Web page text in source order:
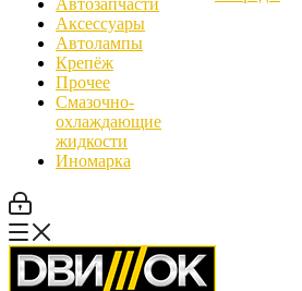
Автозапчасти
Аксессуары
Автолампы
Крепёж
Прочее
Смазочно-
охлаждающие
жидкости
Иномарка